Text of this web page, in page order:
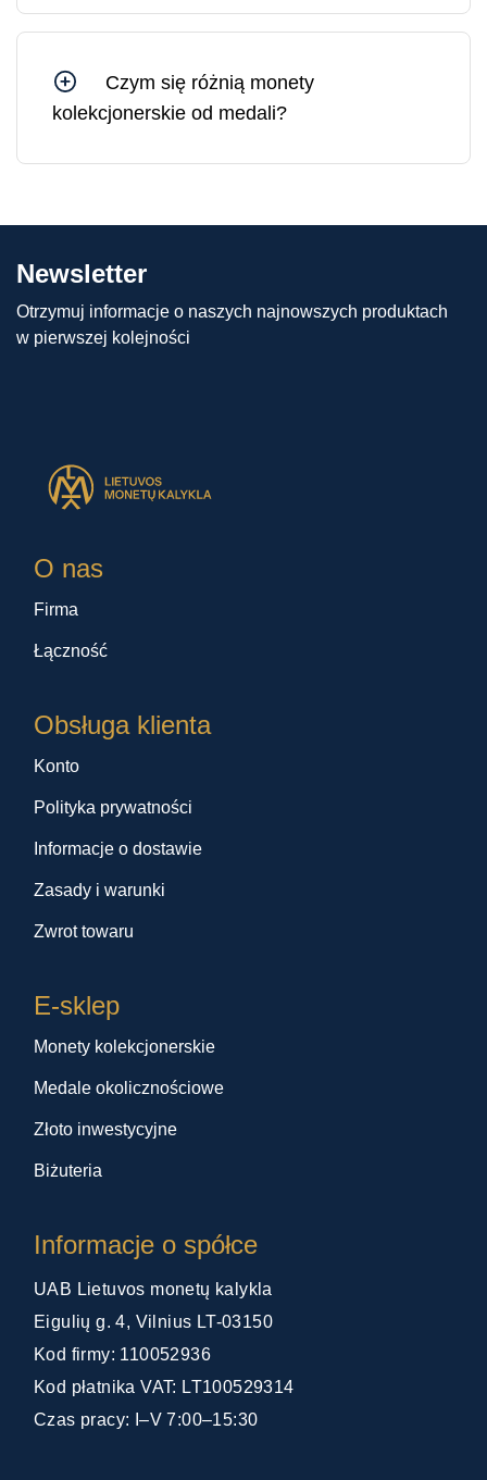
stanowią solidne i płynne aktywa, których wartość
Czym się różnią monety
kolekcjonerskie od medali?
medalami polega na tym, że moneta
ściśle określonego nakładu, a zatem mogą być
Newsletter
Otrzymuj informacje o naszych najnowszych produktach
w pierwszej kolejności
O nas
Firma
Łączność
Obsługa klienta
Konto
Polityka prywatności
Informacje o dostawie
Zasady i warunki
Zwrot towaru
E-sklep
Monety kolekcjonerskie
Medale okolicznościowe
Złoto inwestycyjne
Biżuteria
Informacje o spółce
UAB Lietuvos monetų kalykla
Eigulių g. 4, Vilnius LT-03150
Kod firmy: 110052936
Kod płatnika VAT: LT100529314
Czas pracy: I–V 7:00–15:30